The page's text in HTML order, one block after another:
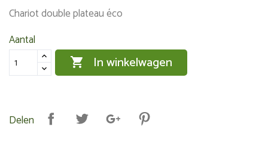
Chariot double plateau éco
Aantal
 In winkelwagen
Delen